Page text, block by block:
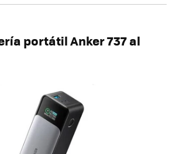
portátil Anker 737 al